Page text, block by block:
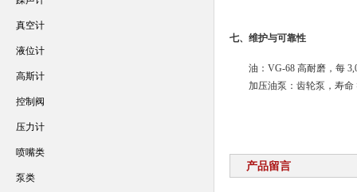
七、维护与可靠性
油：VG-68 高耐磨，每
加压油泵：齿轮泵，寿命
产品留言
真空计
液位计
高斯计
控制阀
压力计
喷嘴类
泵类